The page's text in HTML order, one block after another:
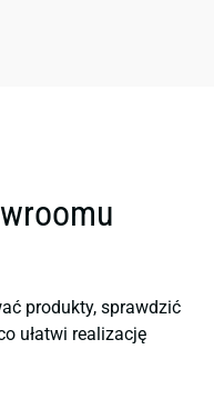
produkty, sprawdzić
ułatwi realizację